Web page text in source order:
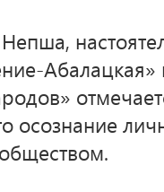
Абалацкая»
осознание